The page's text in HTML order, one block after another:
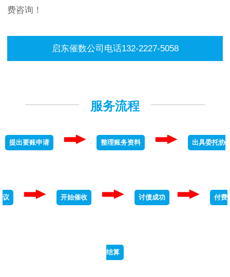
费咨询！
启东催数公司电话132-2227-5058
服务流程
提出要账申请 整理账务资料 出具委托协
议 开始催收 讨债成功 付费
结算